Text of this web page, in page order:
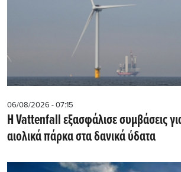
06/08/2026 - 07:15
Η Vattenfall εξασφάλισε συμβάσεις
αιολικά πάρκα στα δανικά ύδατα